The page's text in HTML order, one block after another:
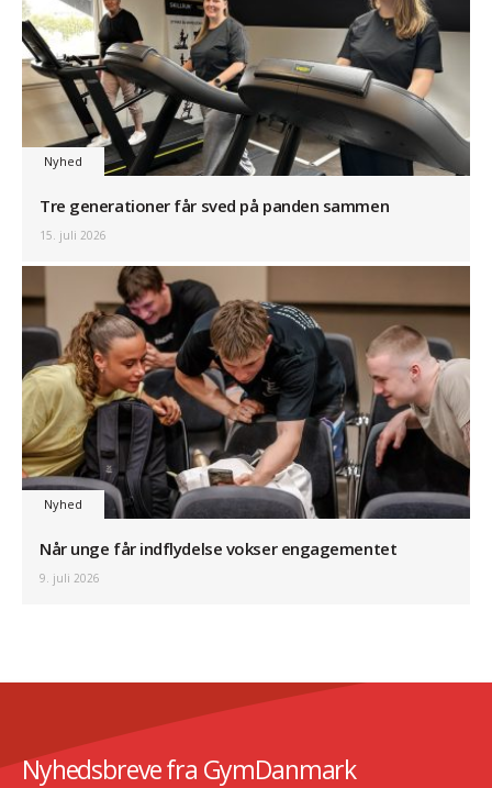
Nyhed
Tre generationer får sved på panden sammen
15. juli 2026
Nyhed
Når unge får indflydelse vokser engagementet
9. juli 2026
Nyhedsbreve fra GymDanmark